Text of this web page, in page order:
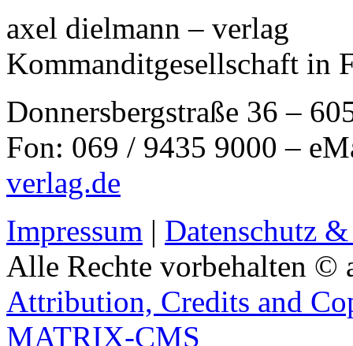
axel dielmann – verlag
Kommanditgesellschaft in
Donnersbergstraße 36 –
Fon: 069 / 9435 9000 –
verlag.de
Impressum | Datenschutz
Alle Rechte vorbehalten ©
Attribution, Credits and
MATRIX-CMS